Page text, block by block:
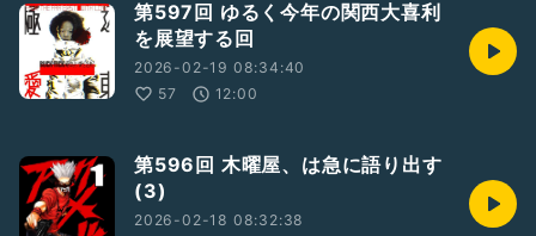
第597回 ゆるく今年の関西大喜利
を展望する回
2026-02-19 08:34:40
57
12:00
第596回 木曜屋、は急に語り出す
(3)
2026-02-18 08:32:38